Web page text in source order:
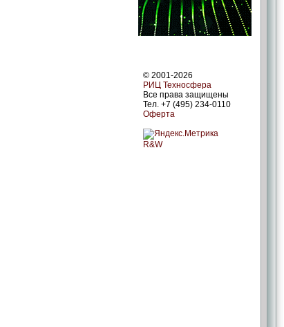
© 2001-2026
РИЦ Техносфера
Все права защищены
Тел. +7 (495) 234-0110
Оферта
R&W